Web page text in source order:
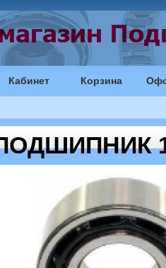
Кабинет Корзина